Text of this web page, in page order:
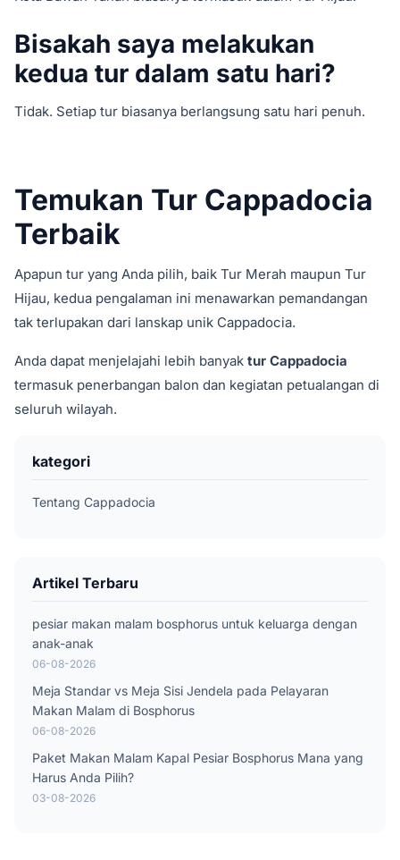
Bisakah saya melakukan
kedua tur dalam satu hari?
Tidak. Setiap tur biasanya berlangsung satu hari penuh.
Temukan Tur Cappadocia
Terbaik
Apapun tur yang Anda pilih, baik Tur Merah maupun Tur
Hijau, kedua pengalaman ini menawarkan pemandangan
tak terlupakan dari lanskap unik Cappadocia.
Anda dapat menjelajahi lebih banyak tur Cappadocia
termasuk penerbangan balon dan kegiatan petualangan di
seluruh wilayah.
kategori
Tentang Cappadocia
Artikel Terbaru
pesiar makan malam bosphorus untuk keluarga dengan
anak-anak
06-08-2026
Meja Standar vs Meja Sisi Jendela pada Pelayaran
Makan Malam di Bosphorus
06-08-2026
Paket Makan Malam Kapal Pesiar Bosphorus Mana yang
Harus Anda Pilih?
03-08-2026